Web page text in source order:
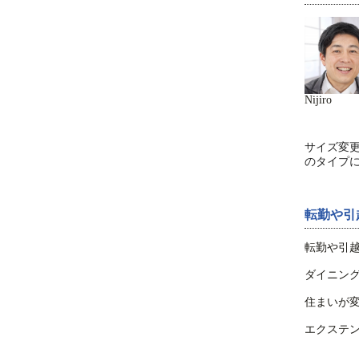
Nijiro
サイズ変
のタイプ
転勤や
転勤や引
ダイニン
住まいが
エクステ